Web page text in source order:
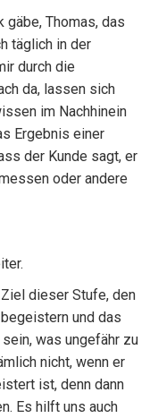
gäbe, Thomas, das
täglich in der
durch die
da, lassen sich
im Nachhinein
Ergebnis einer
der Kunde sagt, er
oder andere
dieser Stufe, den
und das
was ungefähr zu
nicht, wenn er
ist, denn dann
Es hilft uns auch